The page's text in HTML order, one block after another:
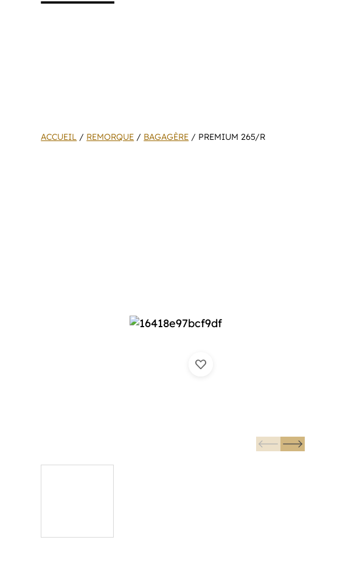
ACCUEIL / REMORQUE / BAGAGÈRE / PREMIUM 265/R